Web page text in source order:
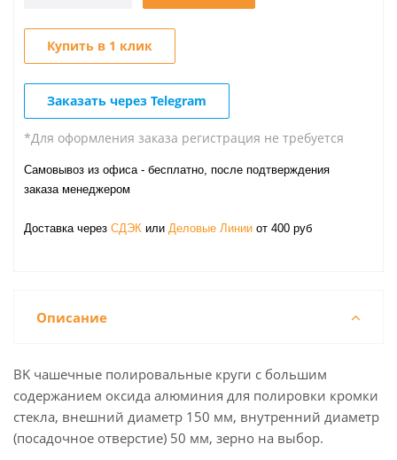
Купить в 1 клик
Заказать через Telegram
*Для оформления заказа регистрация не требуется
Самовывоз из офиса - бесплатно, после подтверждения
заказа менеджером
Доставка через СДЭК или Деловые Линии от 400 руб
Описание
BK чашечные полировальные круги с большим
содержанием оксида алюминия для полировки кромки
стекла, внешний диаметр 150 мм, внутренний диаметр
(посадочное отверстие) 50 мм, зерно на выбор.